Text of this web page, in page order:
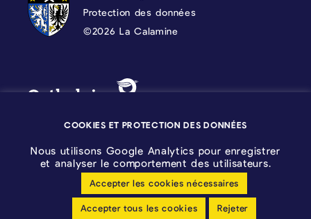
Protection des données
©2026 La Calamine
Configuration des cookies
Déclaration sans barrières
COOKIES ET PROTECTION DES DONNÉES
Nous utilisons Google Analytics pour enregistrer
et analyser le comportement des utilisateurs.
Accepter les cookies nécessaires
Accepter tous les cookies Rejeter